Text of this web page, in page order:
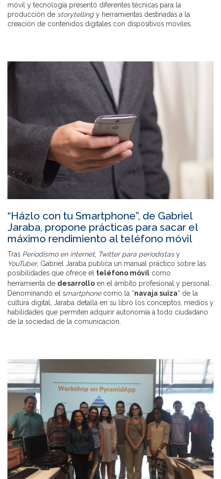
móvil y tecnología presentó diferentes técnicas para la
producción de storytellingy herramientas destinadas a la
creación de contenidos digitales con dispositivos móviles.
“Házlo con tu Smartphone”, de Gabriel
Jaraba, propone prácticas para sacar el
máximo rendimiento al teléfono móvil
Tras Periodismo en internet, Twitter para periodistasy
YouTuber, Gabriel Jaraba publica un manual práctico sobre las
posibilidades que ofrece el teléfono móvil como
herramienta de desarrollo en el ámbito profesional y personal
Denominando el smartphone como la “navaja suiza” de la
cultura digital, Jaraba detalla en su libro los conceptos, medios y
habilidades que permiten adquirir autonomía a todo ciudadano
de la sociedad de la comunicación.